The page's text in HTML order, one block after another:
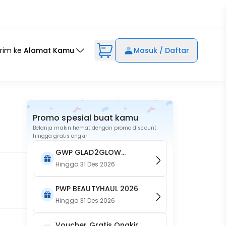
ke Alamat Kamu Masuk / Daftar
Promo spesial buat kamu
Belanja makin hemat dengan promo discount
hingga gratis ongkir!
GWP GLAD2GLOW
Cherry Blossom 230ml
Hingga31 Des 2026
PWP BEAUTYHAUL 2026
Hingga31 Des 2026